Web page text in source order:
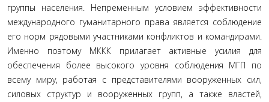
группы населения. Непременным условием эффективности
международного гуманитарного права является соблюдение
его норм рядовыми участниками конфликтов и командирами.
Именно поэтому МККК прилагает активные усилия для
обеспечения более высокого уровня соблюдения МГП по
всему миру, работая с представителями вооруженных сил,
силовых структур и вооруженных групп, а также властей,